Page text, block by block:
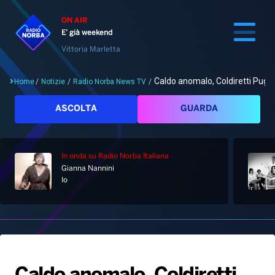
ON AIR
E’ già weekend
Vittoria Marletta
Cerca
Home
Palinsesto
Notizie
Home/ Notizie / Radio Norba News TV / Caldo anomalo, Coldiretti
ASCOLTA GUARDA
In onda su Radio Norba Italiana
Gianna Nannini
Io